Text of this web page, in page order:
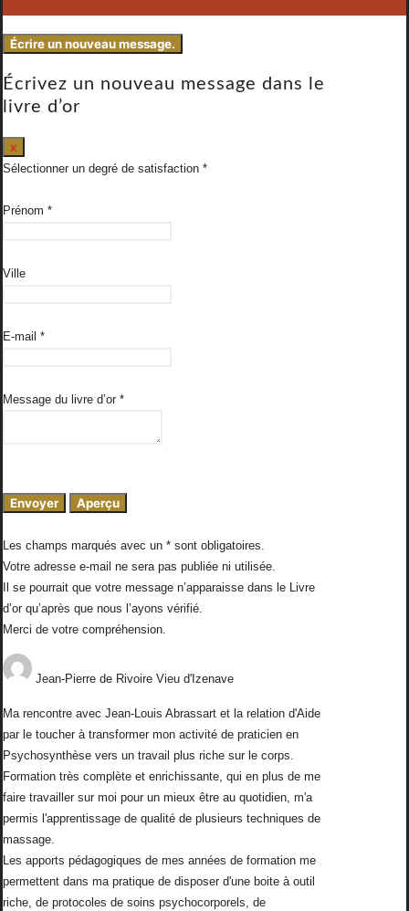
Écrivez un nouveau message dans le
livre d’or
x
ce
formulaire.
Sélectionner un degré de satisfaction
Prénom *
Ville
E-mail *
Message du livre d’or *
Les champs marqués avec un * sont obligatoires.
Votre adresse e-mail ne sera pas publiée ni utilisée.
Il se pourrait que votre message n’apparaisse dans le Livre
d’or qu’après que nous l’ayons vérifié.
Merci de votre compréhension.
Jean-Pierre de Rivoire Vieu d'Izenave
Ma rencontre avec Jean-Louis Abrassart et la relation d'Aide
par le toucher à transformer mon activité de praticien en
Psychosynthèse vers un travail plus riche sur le corps.
Formation très complète et enrichissante, qui en plus de me
faire travailler sur moi pour un mieux être au quotidien, m'a
permis l'apprentissage de qualité de plusieurs techniques de
massage.
Les apports pédagogiques de mes années de formation me
permettent dans ma pratique de disposer d'une boite à outil
riche, de protocoles de soins psychocorporels, de